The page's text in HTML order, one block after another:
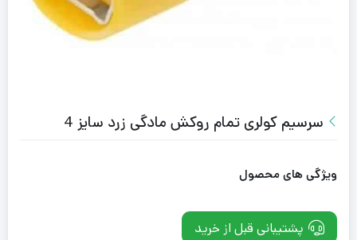
سرسیم کولری تمام روکش مادگی زرد سایز 4
ویژگی های محصول
پشتیبانی قبل از خرید